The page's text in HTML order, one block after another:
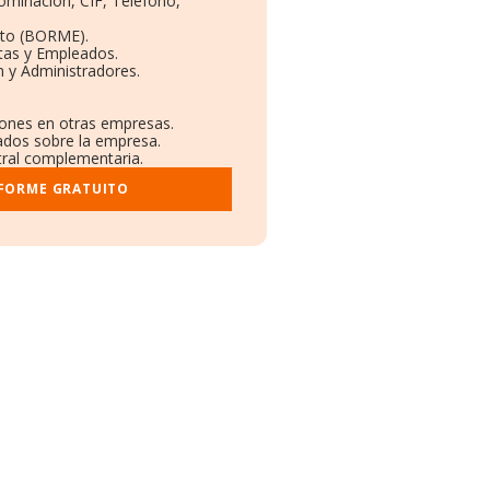
(BORME).
y Empleados.
y Administradores.
en otras empresas.
sobre la empresa.
complementaria.
GRATUITO